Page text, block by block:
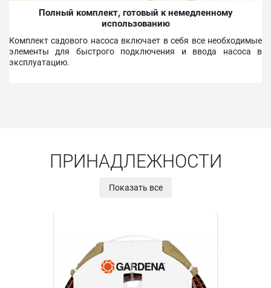
Полный комплект, готовый к немедленному
использованию
Комплект садового насоса включает в себя все необходимые
элементы для быстрого подключения и ввода насоса в
эксплуатацию.
ПРИНАДЛЕЖНОСТИ
Показать все